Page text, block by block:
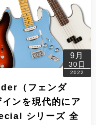
9月
30日
2022
（フェンダ
ンを現代的にア
シリーズ 全